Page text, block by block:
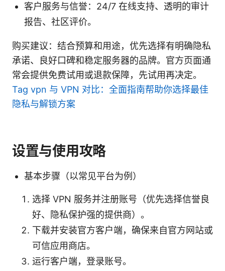
客户服务与信誉：24/7 在线支持、透明的审计
报告、社区评价。
购买建议：结合预算和用途，优先选择有明确隐私
承诺、良好口碑和稳定服务器的品牌。官方页面通
常会提供免费试用或退款保障，先试用再决定。
Tag vpn 与 VPN 对比：全面指南帮助你选择最佳
隐私与解锁方案
设置与使用攻略
基本步骤（以常见平台为例）
选择 VPN 服务并注册账号（优先选择信誉良
好、隐私保护强的提供商）。
下载并安装官方客户端，确保来自官方网站或
可信应用商店。
运行客户端，登录账号。